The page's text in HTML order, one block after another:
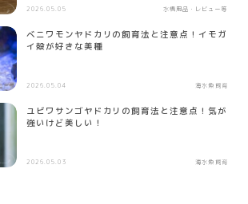
2026.05.05 水槽用品・レビュー等
ベニワモンヤドカリの飼育法と注意点！イモガ
イ殻が好きな美種
2026.05.04 海水魚飼育
ユビワサンゴヤドカリの飼育法と注意点！気が
強いけど美しい！
2026.05.03 海水魚飼育